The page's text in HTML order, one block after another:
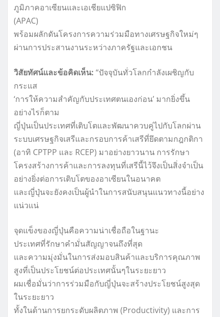
ภูมิภาคอาเซียนและเอเชียแปซิฟิก
(APAC)
พร้อมผลักดันโครงการความร่วมมือทางเศรษฐกิจใหม่ๆ
ผ่านการประสานงานระหว่างภาครัฐและเอกชน
วิสัยทัศน์และข้อคิดเห็น: “ปัจจุบันทั่วโลกกำลังเผชิญกับ
กระแส
‘การให้ความสำคัญกับประเทศตนเองก่อน’ มากยิ่งขึ้น
อย่างไรก็ตาม
ญี่ปุ่นเป็นประเทศที่เติบโตและพัฒนาควบคู่ไปกับโลกผ่าน
ระบบเศรษฐกิจเสรีและกรอบการค้าเสรีที่ยึดตามกฎกติกา
(อาทิ CPTPP และ RCEP) มาอย่างยาวนาน การรักษา
โครงสร้างการค้าและการลงทุนที่เสรีนี้ไว้จึงเป็นสิ่งจำเป็น
อย่างยิ่งต่อการเติบโตของอาเซียนในอนาคต
และญี่ปุ่นจะยังคงเป็นผู้นำในการสนับสนุนแนวทางนี้อย่าง
แน่วแน่
จุดแข็งของญี่ปุ่นคือความน่าเชื่อถือในฐานะ
ประเทศที่รักษาคำมั่นสัญญาจนถึงที่สุด
และความมุ่งมั่นในการส่งมอบสินค้าและบริการคุณภาพ
สูงที่เป็นประโยชน์ต่อประเทศนั้นๆในระยะยาว
ผมเชื่อมั่นว่าการร่วมมือกับญี่ปุ่นจะสร้างประโยชน์สูงสุด
ในระยะยาว
ทั้งในด้านการยกระดับผลิตภาพ (Productivity) และการ